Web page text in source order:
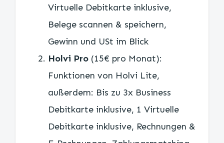
Virtuelle Debitkarte inklusive,
Belege scannen & speichern,
Gewinn und USt im Blick
Holvi Pro (15€ pro Monat):
Funktionen von Holvi Lite,
außerdem: Bis zu 3x Business
Debitkarte inklusive, 1 Virtuelle
Debitkarte inklusive, Rechnungen &